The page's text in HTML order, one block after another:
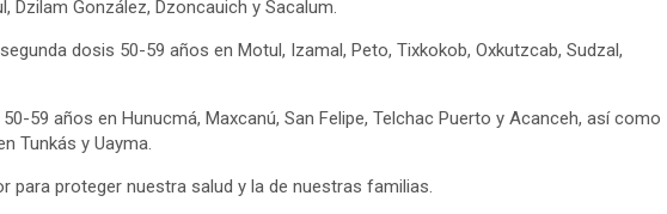
Dzilam González, Dzoncauich y Sacalum.
dosis 50-59 años en Motul, Izamal, Peto, Tixkokob, Oxkutzcab, Sudzal,
59 años en Hunucmá, Maxcanú, San Felipe, Telchac Puerto y Acanceh, así como
Tunkás y Uayma.
para proteger nuestra salud y la de nuestras familias.